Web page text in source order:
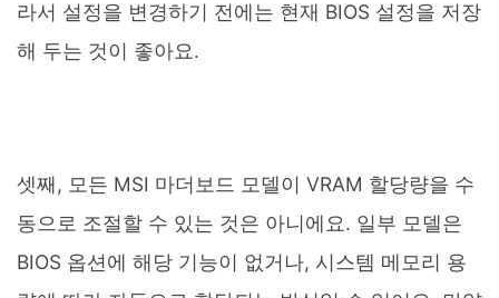
라서 설정을 변경하기 전에는 현재 BIOS 설정을 저장
해 두는 것이 좋아요.
셋째, 모든 MSI 마더보드 모델이 VRAM 할당량을 수
동으로 조절할 수 있는 것은 아니에요. 일부 모델은
BIOS 옵션에 해당 기능이 없거나, 시스템 메모리 용